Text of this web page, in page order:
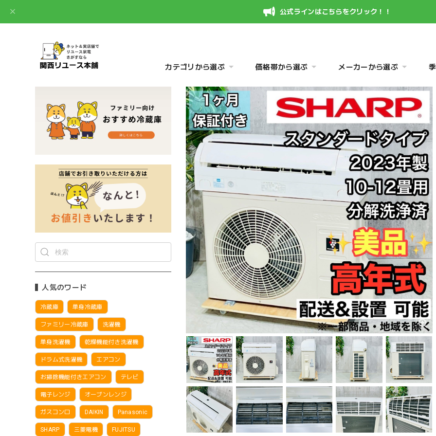
公式ラインはこちらをクリック！！
カテゴリから選ぶ 価格帯から選ぶ メーカーから選ぶ
人気のワード
冷蔵庫 単身冷蔵庫
ファミリー冷蔵庫 洗濯機
単身洗濯機 乾燥機能付き洗濯機
ドラム式洗濯機 エアコン
お掃除機能付きエアコン テレビ
電子レンジ オーブンレンジ
ガスコンロ DAIKIN Panasonic
SHARP 三菱電機 FUJITSU